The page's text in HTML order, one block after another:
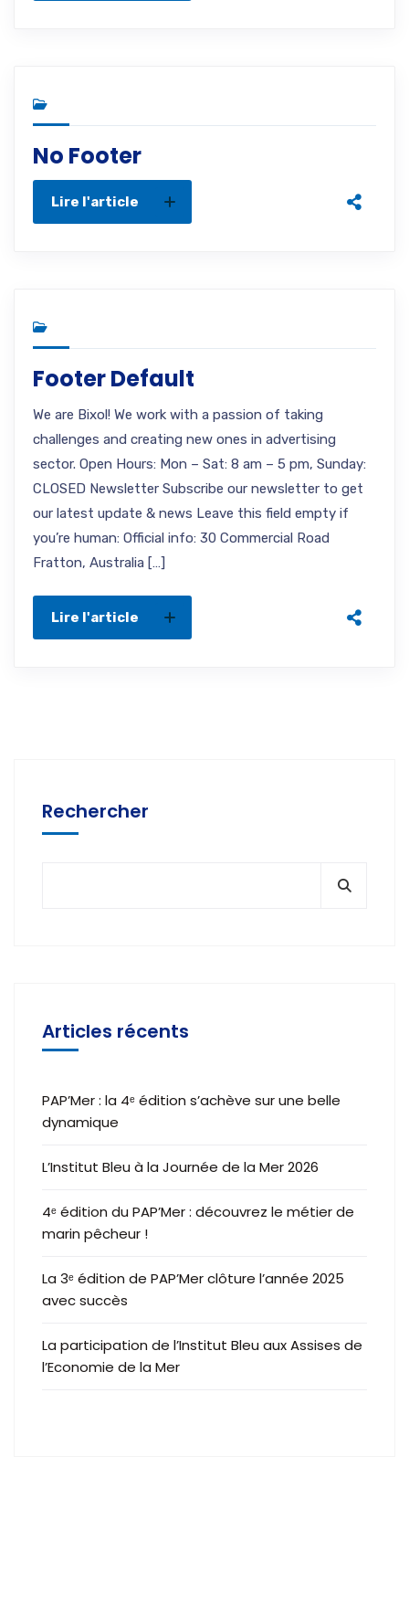
No Footer
Lire l'article
Footer Default
We are Bixol! We work with a passion of taking
challenges and creating new ones in advertising
sector. Open Hours: Mon – Sat: 8 am – 5 pm, Sunday:
CLOSED Newsletter Subscribe our newsletter to get
our latest update & news Leave this field empty if
you’re human: Official info: 30 Commercial Road
Fratton, Australia […]
Lire l'article
Rechercher
Articles récents
PAP’Mer : la 4ᵉ édition s’achève sur une belle
dynamique
L’Institut Bleu à la Journée de la Mer 2026
4ᵉ édition du PAP’Mer : découvrez le métier de
marin pêcheur !
La 3ᵉ édition de PAP’Mer clôture l’année 2025
avec succès
La participation de l’Institut Bleu aux Assises de
l’Economie de la Mer